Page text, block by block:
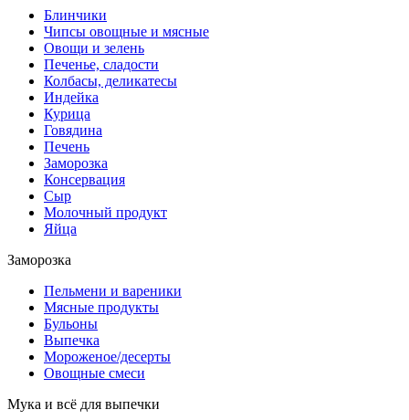
Блинчики
Чипсы овощные и мясные
Овощи и зелень
Печенье, сладости
Колбасы, деликатесы
Индейка
Курица
Говядина
Печень
Заморозка
Консервация
Сыр
Молочный продукт
Яйца
Заморозка
Пельмени и вареники
Мясные продукты
Бульоны
Выпечка
Мороженое/десерты
Овощные смеси
Мука и всё для выпечки